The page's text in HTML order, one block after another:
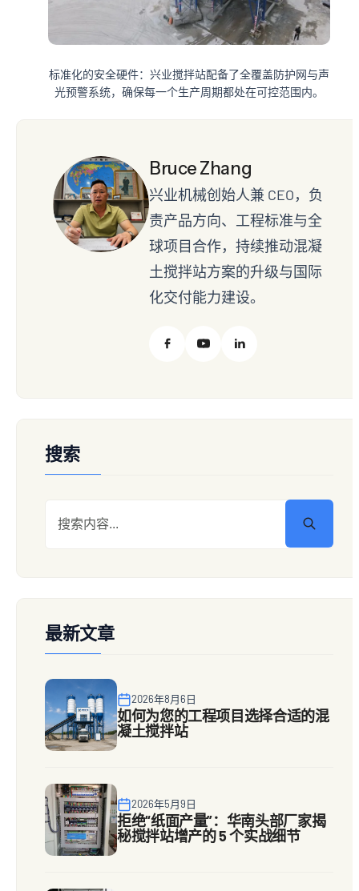
标准化的安全硬件：兴业搅拌站配备了全覆盖防护网与声
光预警系统，确保每一个生产周期都处在可控范围内。
Bruce Zhang
兴业机械创始人兼 CEO，负
责产品方向、工程标准与全
球项目合作，持续推动混凝
土搅拌站方案的升级与国际
化交付能力建设。
搜索
最新文章
2026年8月6日
如何为您的工程项目选择合适的混
凝土搅拌站
2026年5月9日
拒绝“纸面产量”：华南头部厂家揭
秘搅拌站增产的 5 个实战细节